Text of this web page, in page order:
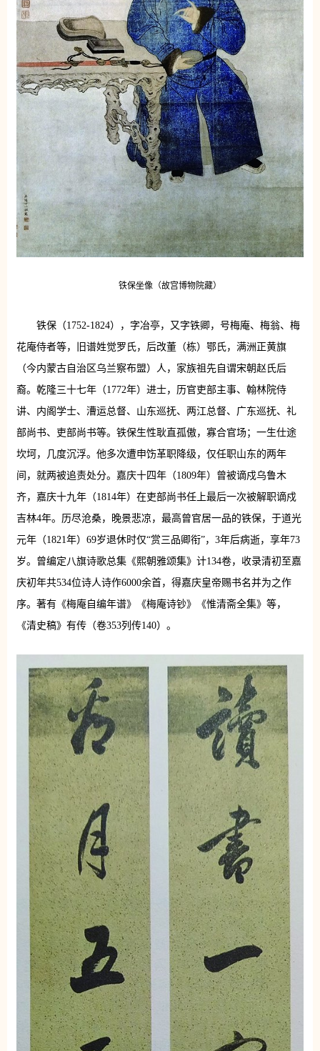
铁保坐像（故宫博物院藏）
铁保（1752-1824），字冶亭，又字铁卿，号梅庵、梅翁、梅
花庵侍者等，旧谱姓觉罗氏，后改董（栋）鄂氏，满洲正黄旗
（今内蒙古自治区乌兰察布盟）人，家族祖先自谓宋朝赵氏后
裔。乾隆三十七年（1772年）进士，历官吏部主事、翰林院侍
讲、内阁学士、漕运总督、山东巡抚、两江总督、广东巡抚、礼
部尚书、吏部尚书等。铁保生性耿直孤傲，寡合官场；一生仕途
坎坷，几度沉浮。他多次遭申饬革职降级，仅任职山东的两年
间，就两被追责处分。嘉庆十四年（1809年）曾被谪戍乌鲁木
齐，嘉庆十九年（1814年）在吏部尚书任上最后一次被解职谪戍
吉林4年。历尽沧桑，晚景悲凉，最高曾官居一品的铁保，于道光
元年（1821年）69岁退休时仅“赏三品卿衔”，3年后病逝，享年73
岁。曾编定八旗诗歌总集《熙朝雅颂集》计134卷，收录清初至嘉
庆初年共534位诗人诗作6000余首，得嘉庆皇帝赐书名并为之作
序。著有《梅庵自编年谱》《梅庵诗钞》《惟清斋全集》等，
《清史稿》有传（卷353列传140）。